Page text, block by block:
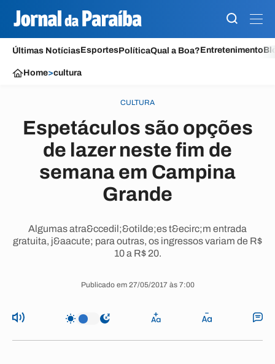
Últimas NotíciasEsportesPolíticaQual a Boa?Entretenimento
Home>cultura
CULTURA
Espetáculos são opções
de lazer neste fim de
semana em Campina
Grande
Algumas atra&ccedil;&otilde;es t&ecirc;m entrada
gratuita, j&aacute; para outras, os ingressos variam de R$
10 a R$ 20.
Publicado em 27/05/2017 às 7:00